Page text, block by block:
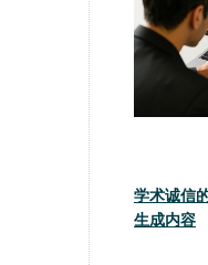
学术诚信
生成内容